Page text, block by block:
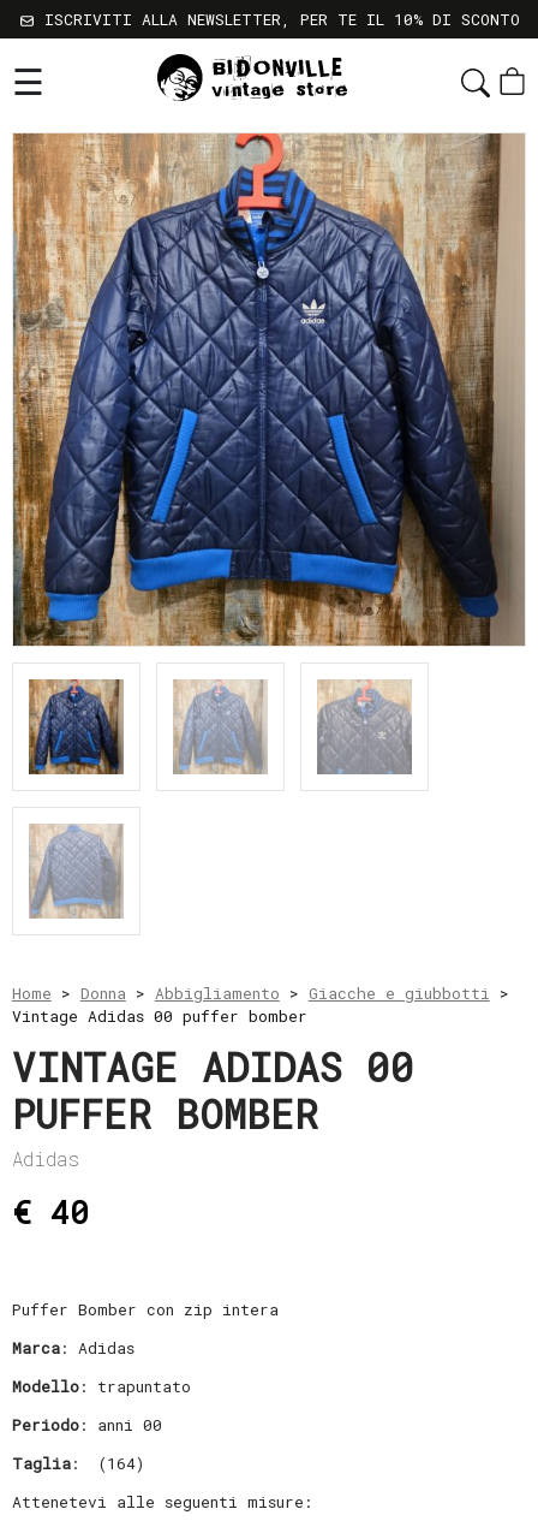
Shop
Chi
Siamo
Sostenibilità
Servizi
Contatti
Gift
Card
Newsletter
Termini
e
Condizioni
Spedizioni
e
resi
Metodi
di
pagamento
Privacy
Policy
Il
account
ISCRIVITI ALLA NEWSLETTER, PER TE IL 10% DI SCONTO
☰
Home > Donna > Abbigliamento > Giacche e giubbotti >
Vintage Adidas 00 puffer bomber
VINTAGE ADIDAS 00
PUFFER BOMBER
Adidas
€ 40
Puffer Bomber con zip intera
Marca: Adidas
Modello: trapuntato
Periodo: anni 00
Taglia: (164)
Attenetevi alle seguenti misure: